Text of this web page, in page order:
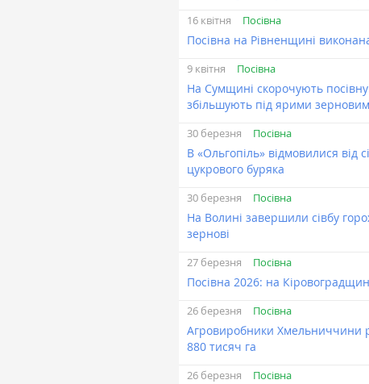
16 квітня Посівна
Посівна на Рівненщині
9 квітня Посівна
На Сумщині скорочують
збільшують під ярими
30 березня Посівна
В «Ольгопіль» відмовилися від
цукрового буряка
30 березня Посівна
На Волині завершили сівбу
зернові
27 березня Посівна
Посівна 2026: на
26 березня Посівна
Агровиробники Хмельниччини
880 тисяч га
26 березня Посівна